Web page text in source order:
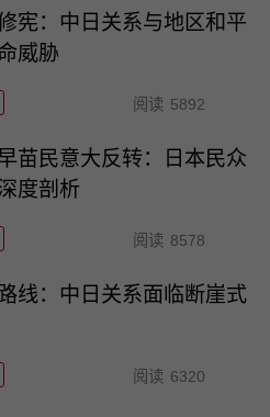
宪：中日关系与地区和平
威胁
阅读 5892
苗民意大反转：日本民众
度剖析
阅读 8578
线：中日关系面临断崖式
阅读 6320